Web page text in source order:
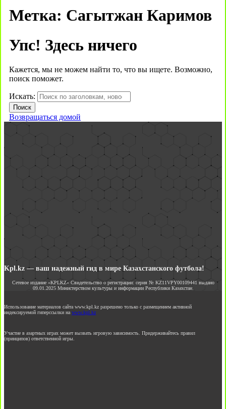
Метка: Сагытжан Каримов
Упс! Здесь ничего
Кажется, мы не можем найти то, что вы ищете. Возможно,
поиск поможет.
Искать:
Возвращаться домой
Kpl.kz — ваш надежный гид в мире Казахстанского футбола!
Сетевое издание «KPLKZ» Свидетельство о регистрации: серия № KZ11VPY00109441 выдано
09.01.2025 Министерством культуры и информации Республики Казахстан.
Использование материалов сайта www.kpl.kz разрешено только с размещением активной
индексируемой гиперссылки на www.kpl.kz
Участие в азартных играх может вызвать игровую зависимость. Придерживайтесь правил
(принципов) ответственной игры.